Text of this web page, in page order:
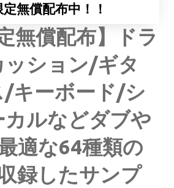
定無償配布中！！
無償配布】ドラ
ション/ギタ
/キーボード/シ
ルなどダブや
適な64種類の
録したサンプ